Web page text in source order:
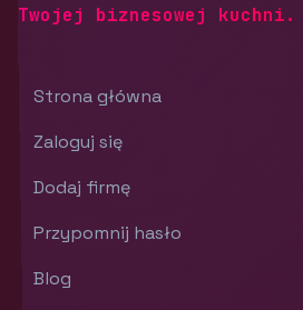
Twojej biznesowej kuchni.
Strona główna
Zaloguj się
Dodaj firmę
Przypomnij hasło
Blog